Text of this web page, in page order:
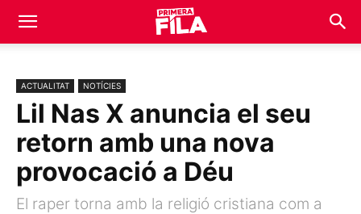
ACTUALITAT NOTÍCIES
Lil Nas X anuncia el seu
retorn amb una nova
provocació a Déu
El raper torna amb la religió cristiana com a